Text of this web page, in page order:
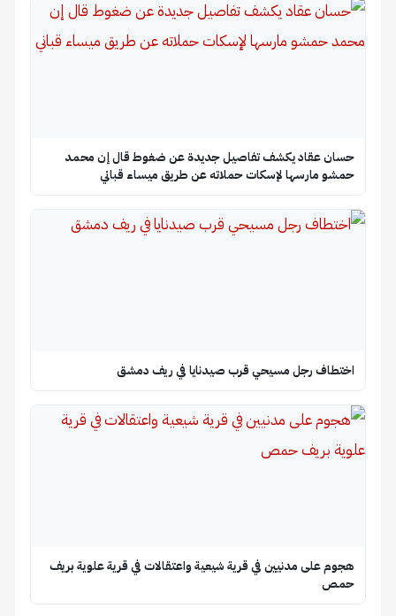
حسان عقاد يكشف تفاصيل جديدة عن ضغوط قال إن محمد
حمشو مارسها لإسكات حملاته عن طريق ميساء قباني
اختطاف رجل مسيحي قرب صيدنايا في ريف دمشق
هجوم على مدنيين في قرية شيعية واعتقالات في قرية علوية بريف
حمص